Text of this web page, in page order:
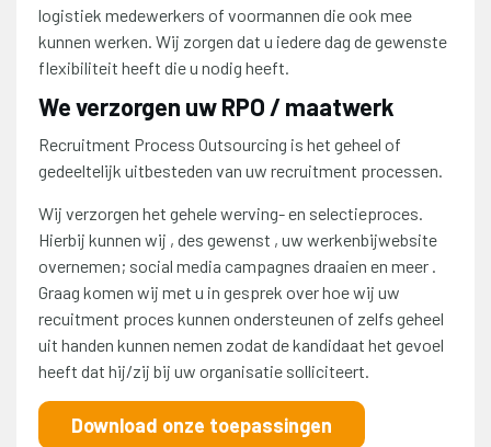
logistiek medewerkers of voormannen die ook mee
kunnen werken. Wij zorgen dat u iedere dag de gewenste
flexibiliteit heeft die u nodig heeft.
We verzorgen uw RPO / maatwerk
Recruitment Process Outsourcing is het geheel of
gedeeltelijk uitbesteden van uw recruitment processen.
Wij verzorgen het gehele werving- en selectieproces.
Hierbij kunnen wij , des gewenst , uw werkenbijwebsite
overnemen; social media campagnes draaien en meer .
Graag komen wij met u in gesprek over hoe wij uw
recuitment proces kunnen ondersteunen of zelfs geheel
uit handen kunnen nemen zodat de kandidaat het gevoel
heeft dat hij/zij bij uw organisatie solliciteert.
Download onze toepassingen